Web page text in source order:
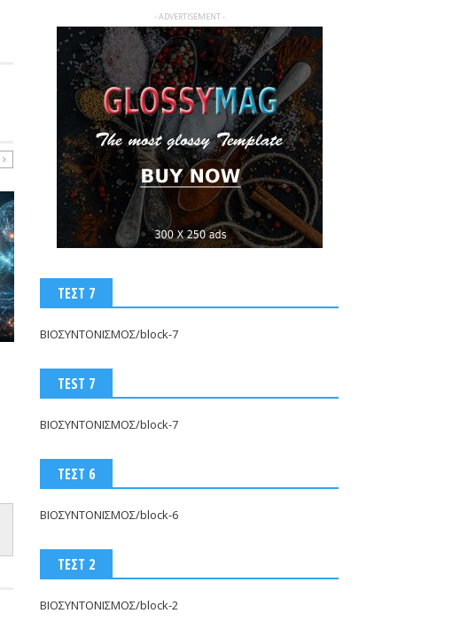
Τεχνολογίες
Jul 06, 2026 - ArcadiaSpot.gr
- ADVERTISEMENT -
ΤΕΣΤ 7
ΒΙΟΣΥΝΤΟΝΙΣΜΟΣ/block-7
TEST 7
ΒΙΟΣΥΝΤΟΝΙΣΜΟΣ/block-7
ΤΕΣΤ 6
ΒΙΟΣΥΝΤΟΝΙΣΜΟΣ/block-6
ΤΕΣΤ 2
ΒΙΟΣΥΝΤΟΝΙΣΜΟΣ/block-2